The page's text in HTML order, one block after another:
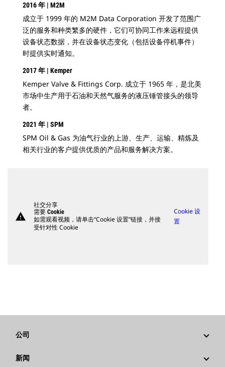
2016 年 | M2M
成立于 1999 年的 M2M Data Corporation 开发了范围广
泛的服务和种类繁多的硬件，它们可协同工作来远程提供
设备状态数据，并在设备状态变化（包括设备停机事件）
时提供实时通知。
2017 年 | Kemper
Kemper Valve & Fittings Corp. 成立于 1965 年，是北美
市场中生产用于石油和天然气服务的液压锤管接头的领导
者。
2021 年 | SPM
SPM Oil & Gas 为油气行业的上游、生产、运输、精炼及
相关行业的客户提供优质的产品和服务解决方案。
warning
社交分享
需要 Cookie
如需观看视频，请单击“Cookie 设置”链接，并接
受针对性 Cookie
Cookie 设
置
公司
战略
新闻